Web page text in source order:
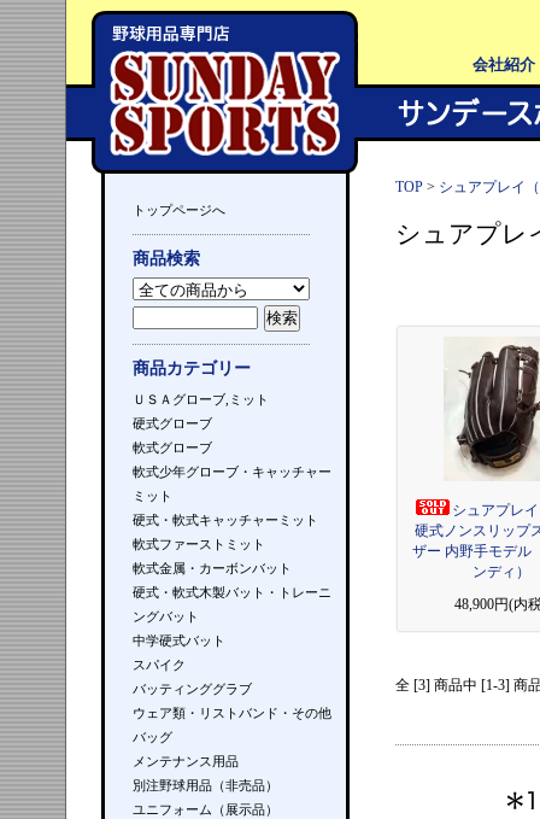
会社紹介
トップページへ
商品検索
商品カテゴリー
ＵＳＡグローブ,ミット
硬式グローブ
軟式グローブ
軟式少年グローブ・キャッチャー
ミット
硬式・軟式キャッチャーミット
軟式ファーストミット
軟式金属・カーボンバット
硬式・軟式木製バット・トレーニ
ングバット
中学硬式バット
スパイク
バッティンググラブ
ウェア類・リストバンド・その他
バッグ
メンテナンス用品
別注野球用品（非売品）
ユニフォーム（展示品）
TOP > シュアプレイ
シュアプレ
シュアプレ
硬式ノンスリップ
ザー 内野手モデル
ンディ）
48,900円(内
全 [3] 商品中 [1-3] 商